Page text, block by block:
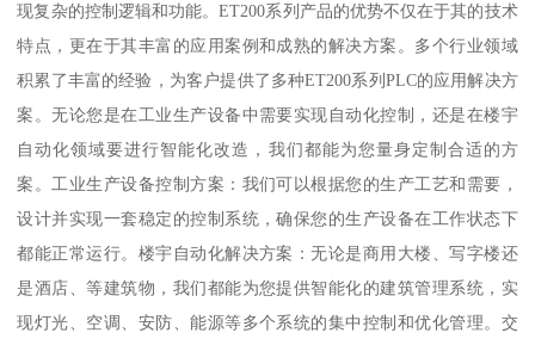
现复杂的控制逻辑和功能。ET200系列产品的优势不仅在于其的技术
特点，更在于其丰富的应用案例和成熟的解决方案。多个行业领域
积累了丰富的经验，为客户提供了多种ET200系列PLC的应用解决方
案。无论您是在工业生产设备中需要实现自动化控制，还是在楼宇
自动化领域要进行智能化改造，我们都能为您量身定制合适的方
案。工业生产设备控制方案：我们可以根据您的生产工艺和需要，
设计并实现一套稳定的控制系统，确保您的生产设备在工作状态下
都能正常运行。楼宇自动化解决方案：无论是商用大楼、写字楼还
是酒店、等建筑物，我们都能为您提供智能化的建筑管理系统，实
现灯光、空调、安防、能源等多个系统的集中控制和优化管理。交